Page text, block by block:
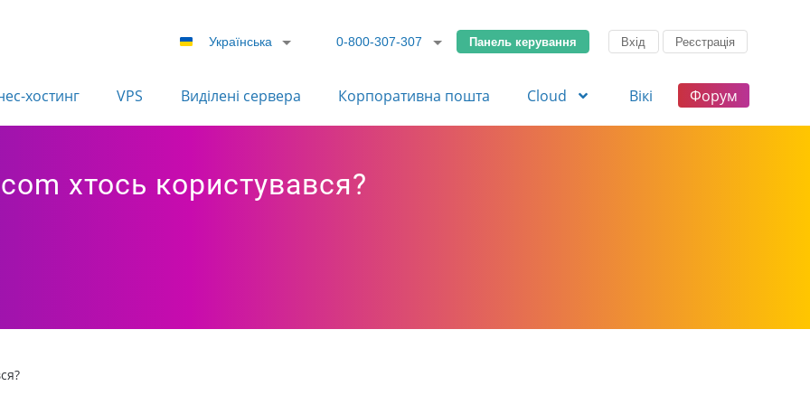
Українська 0-800-307-307 Панель керування Вхід Реєстрація
хостинг VPS Виділені сервера Корпоративна пошта Cloud Вікі Форум
хтось користувався?